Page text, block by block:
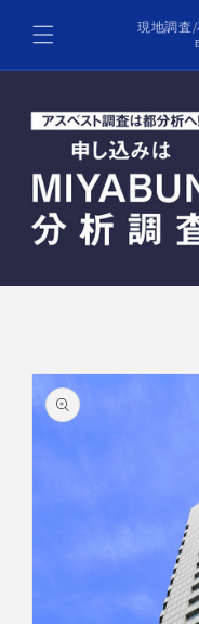
ンツに
進む
現地調査
商品情
報にス
キップ